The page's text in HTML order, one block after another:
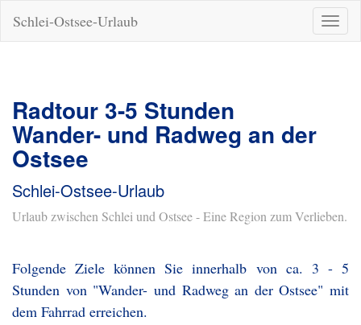
ein-/
Schlei-Ostsee-Urlaub
Radtour 3-5 Stunden
Wander- und Radweg an der
Ostsee
Schlei-Ostsee-Urlaub
Urlaub zwischen Schlei und Ostsee - Eine Region zum Verlieben.
Folgende Ziele können Sie innerhalb von ca. 3 - 5
Stunden von "Wander- und Radweg an der Ostsee" mit
dem Fahrrad erreichen.